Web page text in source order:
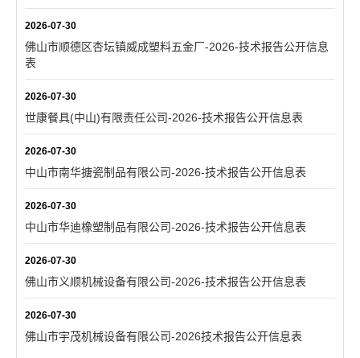
2026-07-30
佛山市顺德区杏坛镇威成塑料五金厂-2026-技术报告公开信息
表
2026-07-30
世康餐具(中山)有限责任公司-2026-技术报告公开信息表
2026-07-30
中山市南华搪瓷制品有限公司-2026-技术报告公开信息表
2026-07-30
中山市华迪橡塑制品有限公司-2026-技术报告公开信息表
2026-07-30
佛山市义顺机械设备有限公司-2026-技术报告公开信息表
2026-07-30
佛山市宇茂机械设备有限公司-2026技术报告公开信息表